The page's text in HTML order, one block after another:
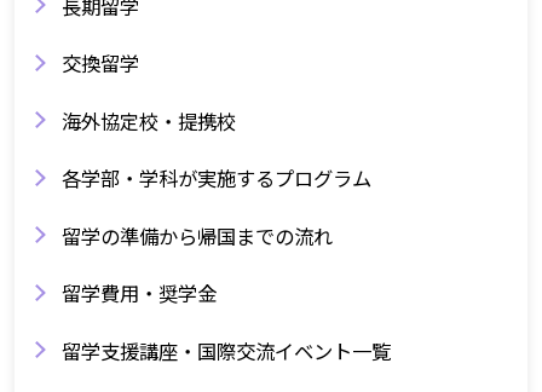
交換留学
海外協定校・提携校
各学部・学科が実施するプログラム
留学の準備から帰国までの流れ
留学費用・奨学金
留学支援講座・国際交流イベント一覧